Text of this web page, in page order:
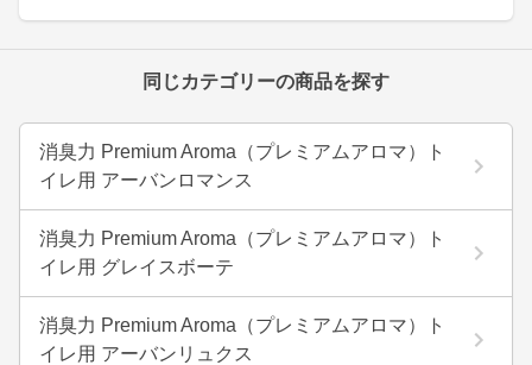
同じカテゴリーの商品を探す
消臭力 Premium Aroma（プレミアムアロマ）ト
イレ用 アーバンロマンス
消臭力 Premium Aroma（プレミアムアロマ）ト
イレ用 グレイスボーテ
消臭力 Premium Aroma（プレミアムアロマ）ト
イレ用 アーバンリュクス